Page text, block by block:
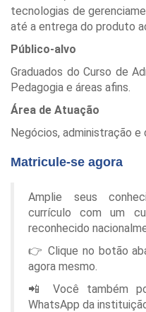
tecnologias de
até a entrega do produto
Público-alvo
Graduados do Curso de
Pedagogia e áreas afins.
Área de Atuação
Negócios, administração e
Matricule-se agora
Amplie seus
currículo com um
reconhecido
👉 Clique no botão
agora mesmo.
📲 Você também
WhatsApp da